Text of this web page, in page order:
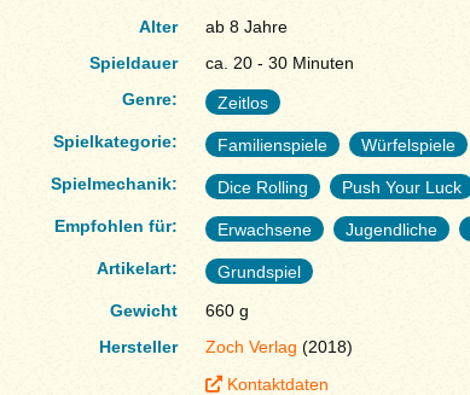
Alter
ab 8 Jahre
Spieldauer
ca. 20 - 30 Minuten
Genre:
Zeitlos
Spielkategorie:
Familienspiele
Würfelspiele
Spielmechanik:
Dice Rolling
Push Your Luck
Empfohlen für:
Erwachsene Jugendliche
Artikelart:
Grundspiel
Gewicht
660 g
Hersteller
Zoch Verlag (2018)
Kontaktdaten